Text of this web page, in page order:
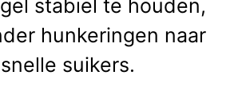
stabiel te houden,
hunkeringen naar
suikers.